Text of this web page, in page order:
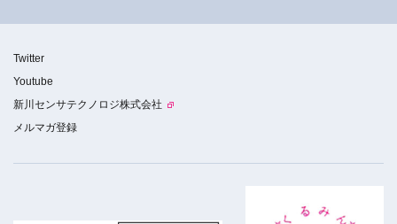
Twitter
Youtube
新川センサテクノロジ株式会社
メルマガ登録